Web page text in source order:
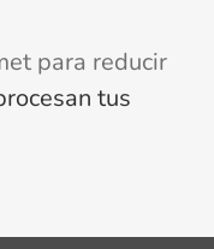
para reducir
tus